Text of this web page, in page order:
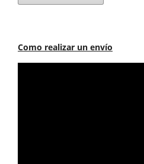
Como realizar un envío